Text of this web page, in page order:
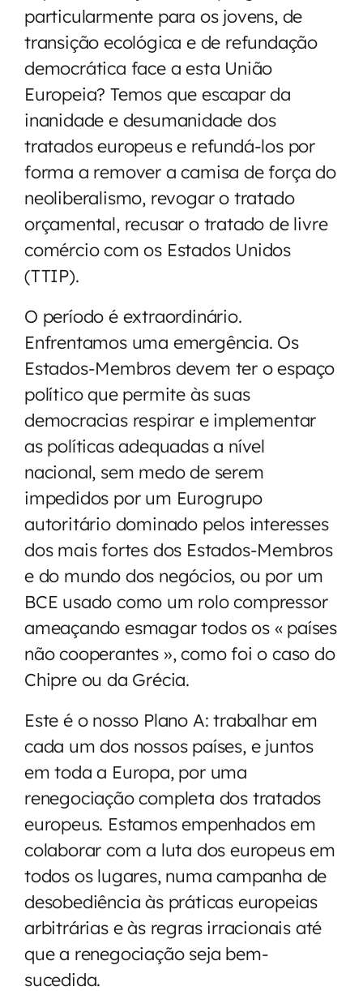
particularmente para os jovens, de
transição ecológica e de refundação
democrática face a esta União
Europeia? Temos que escapar da
inanidade e desumanidade dos
tratados europeus e refundá-los por
forma a remover a camisa de força do
neoliberalismo, revogar o tratado
orçamental, recusar o tratado de livre
comércio com os Estados Unidos
(TTIP).
O período é extraordinário.
Enfrentamos uma emergência. Os
Estados-Membros devem ter o espaço
político que permite às suas
democracias respirar e implementar
as políticas adequadas a nível
nacional, sem medo de serem
impedidos por um Eurogrupo
autoritário dominado pelos interesses
dos mais fortes dos Estados-Membros
e do mundo dos negócios, ou por um
BCE usado como um rolo compressor
ameaçando esmagar todos os « países
não cooperantes », como foi o caso do
Chipre ou da Grécia.
Este é o nosso Plano A: trabalhar em
cada um dos nossos países, e juntos
em toda a Europa, por uma
renegociação completa dos tratados
europeus. Estamos empenhados em
colaborar com a luta dos europeus em
todos os lugares, numa campanha de
desobediência às práticas europeias
arbitrárias e às regras irracionais até
que a renegociação seja bem-
sucedida.